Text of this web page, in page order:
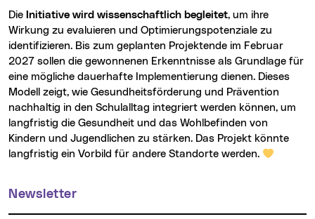
Die Initiative wird wissenschaftlich begleitet, um ihre
Wirkung zu evaluieren und Optimierungspotenziale zu
identifizieren. Bis zum geplanten Projektende im Februar
2027 sollen die gewonnenen Erkenntnisse als Grundlage für
eine mögliche dauerhafte Implementierung dienen. Dieses
Modell zeigt, wie Gesundheitsförderung und Prävention
nachhaltig in den Schulalltag integriert werden können, um
langfristig die Gesundheit und das Wohlbefinden von
Kindern und Jugendlichen zu stärken. Das Projekt könnte
langfristig ein Vorbild für andere Standorte werden.
Weitere Informationen
Newsletter